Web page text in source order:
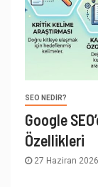
SEO NEDIR?
Google
Özellikleri
27 Haziran 2026